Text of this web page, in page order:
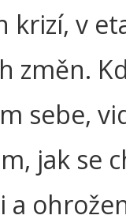
krizí, v
změn.
sebe,
jak se
a